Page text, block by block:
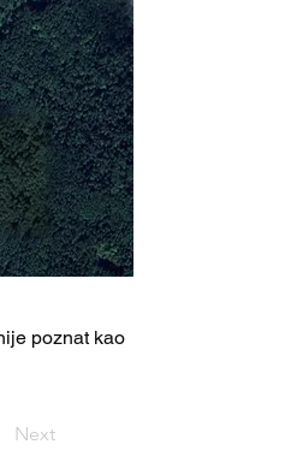
poznat kao
Next